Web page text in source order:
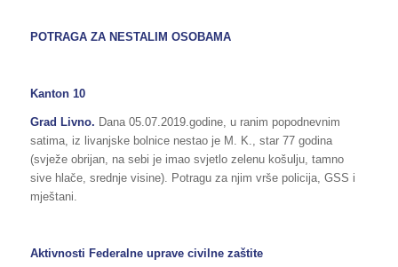
POTRAGA ZA NESTALIM OSOBAMA
Kanton 10
Grad Livno. Dana 05.07.2019.godine, u ranim popodnevnim
satima, iz livanjske bolnice nestao je M. K., star 77 godina
(svježe obrijan, na sebi je imao svjetlo zelenu košulju, tamno
sive hlače, srednje visine). Potragu za njim vrše policija, GSS i
mještani.
Aktivnosti Federalne uprave civilne zaštite